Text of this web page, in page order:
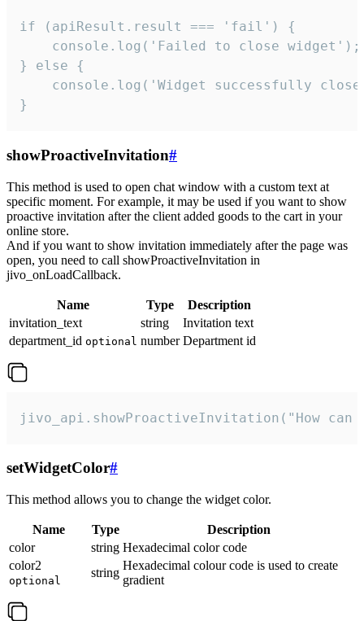
if (apiResult.result === 'fail') {
    console.log('Failed to close widget');
} else {
console.log('Widget successfully
}
showProactiveInvitation#
This method is used to open chat window with a custom text at
specific moment. For example, it may be used if you want to show
proactive invitation after the client added goods to the cart in your
online store.
And if you want to show invitation immediately after the page was
open, you need to call showProactiveInvitation in
jivo_onLoadCallback.
Name Type
Description
invitation_text
string
Invitation text
department_id optional number Department id
jivo_api.showProactiveInvitation("How
setWidgetColor#
This method allows you to change the widget color.
Name Type
Description
color
string Hexadecimal color code
color2
optional
string
Hexadecimal colour code is used to create
gradient